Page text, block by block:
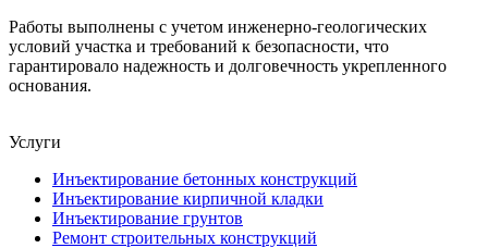
Работы выполнены с учетом инженерно-геологических
условий участка и требований к безопасности, что
гарантировало надежность и долговечность укрепленного
основания.
Услуги
Инъектирование бетонных конструкций
Инъектирование кирпичной кладки
Инъектирование грунтов
Ремонт строительных конструкций